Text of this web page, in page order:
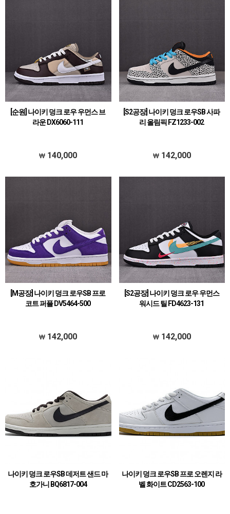
[순원] 나이키 덩크 로우 우먼스 브
라운 DX6060-111
140,000
[S2공장] 나이키 덩크 로우SB 사파
리 올림픽 FZ1233-002
142,000
[M공장] 나이키 덩크 로우SB 프로
코트 퍼플 DV5464-500
142,000
[S2공장] 나이키 덩크 로우 우먼스
워시드 틸 FD4623-131
142,000
나이키 덩크 로우SB 데저트 샌드 마
호가니 BQ6817-004
나이키 덩크 로우SB 프로 오렌지 라
벨 화이트 CD2563-100